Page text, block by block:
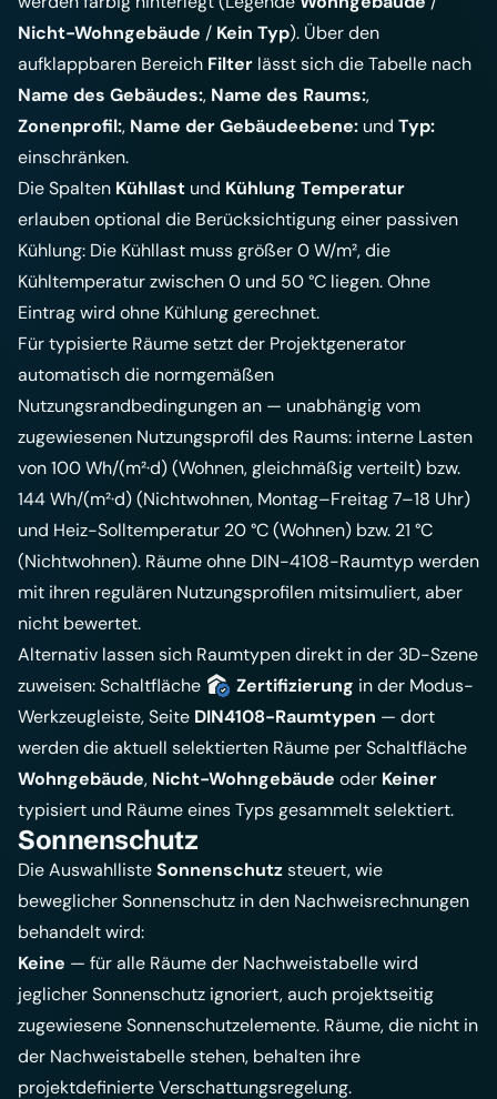
Nicht-Wohngebäude / Kein Typ). Über den
aufklappbaren Bereich Filter lässt sich die Tabelle nach
Name des Gebäudes:, Name des Raums:,
Zonenprofil:, Name der Gebäudeebene: und Typ:
einschränken.
Die Spalten Kühllast und Kühlung Temperatur
erlauben optional die Berücksichtigung einer passiven
Kühlung: Die Kühllast muss größer 0 W/m², die
Kühltemperatur zwischen 0 und 50 °C liegen. Ohne
Eintrag wird ohne Kühlung gerechnet.
Für typisierte Räume setzt der Projektgenerator
automatisch die normgemäßen
Nutzungsrandbedingungen an — unabhängig vom
zugewiesenen Nutzungsprofil des Raums: interne Lasten
von 100 Wh/(m²·d) (Wohnen, gleichmäßig verteilt) bzw.
144 Wh/(m²·d) (Nichtwohnen, Montag–Freitag 7–18 Uhr)
und Heiz-Solltemperatur 20 °C (Wohnen) bzw. 21 °C
(Nichtwohnen). Räume ohne DIN-4108-Raumtyp werden
mit ihren regulären Nutzungsprofilen mitsimuliert, aber
nicht bewertet.
Alternativ lassen sich Raumtypen direkt in der 3D-Szene
zuweisen: Schaltfläche
Zertifizierung in der Modus-
Werkzeugleiste, Seite DIN4108-Raumtypen — dort
werden die aktuell selektierten Räume per Schaltfläche
Wohngebäude, Nicht-Wohngebäude oder Keiner
typisiert und Räume eines Typs gesammelt selektiert.
Sonnenschutz
Die AuswahllisteSonnenschutzsteuert, wie
beweglicher Sonnenschutz in den Nachweisrechnungen
behandelt wird:
Keine — für alle Räume der Nachweistabelle wird
jeglicher Sonnenschutz ignoriert, auch projektseitig
zugewiesene Sonnenschutzelemente. Räume, die nicht in
der Nachweistabelle stehen, behalten ihre
projektdefinierte Verschattungsregelung.